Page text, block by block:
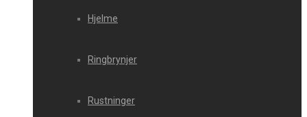
Hjelme
Ringbrynjer
Rustninger